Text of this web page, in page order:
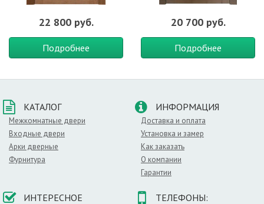
22 800 руб.
Подробнее
20 700 руб.
Подробнее
КАТАЛОГ
Межкомнатные двери
Входные двери
Арки дверные
Фурнитура
ИНФОРМАЦИЯ
Доставка и оплата
Установка и замер
Как заказать
О компании
Гарантии
ИНТЕРЕСНОЕ ТЕЛЕФОНЫ: